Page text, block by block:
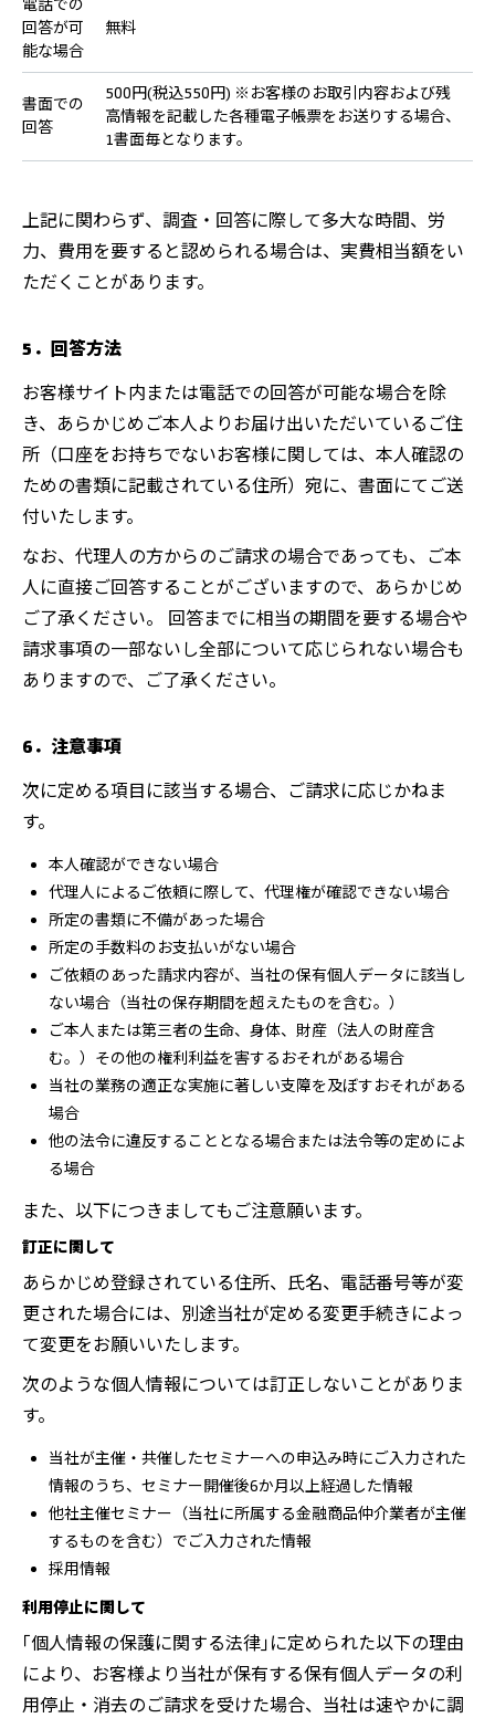
電話での
回答が可
能な場合
無料
書面での
回答
500円(税込550円) ※お客様のお取引内容および残
高情報を記載した各種電子帳票をお送りする場合、
1書面毎となります。
上記に関わらず、調査・回答に際して多大な時間、労
力、費用を要すると認められる場合は、実費相当額をい
ただくことがあります。
5．回答方法
お客様サイト内または電話での回答が可能な場合を除
き、あらかじめご本人よりお届け出いただいているご住
所（口座をお持ちでないお客様に関しては、本人確認の
ための書類に記載されている住所）宛に、書面にてご送
付いたします。
なお、代理人の方からのご請求の場合であっても、ご本
人に直接ご回答することがございますので、あらかじめ
ご了承ください。 回答までに相当の期間を要する場合や
請求事項の一部ないし全部について応じられない場合も
ありますので、ご了承ください。
6．注意事項
次に定める項目に該当する場合、ご請求に応じかねま
す。
本人確認ができない場合
代理人によるご依頼に際して、代理権が確認できない場合
所定の書類に不備があった場合
所定の手数料のお支払いがない場合
ご依頼のあった請求内容が、当社の保有個人データに該当し
ない場合（当社の保存期間を超えたものを含む。）
ご本人または第三者の生命、身体、財産（法人の財産含
む。）その他の権利利益を害するおそれがある場合
当社の業務の適正な実施に著しい支障を及ぼすおそれがある
場合
他の法令に違反することとなる場合または法令等の定めによ
る場合
また、以下につきましてもご注意願います。
訂正に関して
あらかじめ登録されている住所、氏名、電話番号等が変
更された場合には、別途当社が定める変更手続きによっ
て変更をお願いいたします。
次のような個人情報については訂正しないことがありま
す。
当社が主催・共催したセミナーへの申込み時にご入力された
情報のうち、セミナー開催後6か月以上経過した情報
他社主催セミナー（当社に所属する金融商品仲介業者が主催
するものを含む）でご入力された情報
採用情報
利用停止に関して
｢個人情報の保護に関する法律｣に定められた以下の理由
により、お客様より当社が保有する保有個人データの利
用停止・消去のご請求を受けた場合、当社は速やかに調